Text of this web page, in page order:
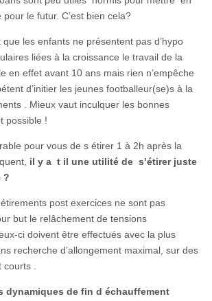
le futur. C’est bien cela?
que les enfants ne présentent pas d’hypo
liées à la croissance le travail de la
en effet avant 10 ans mais rien n’empêche
d’initier les jeunes footballeur(se)s à la
. Mieux vaut inculquer les bonnes
possible !
pour vous de s étirer 1 à 2h après la
il y a t il une utilité de s’étirer juste
?
post exercices ne sont pas
but le relâchement de tensions
ci doivent être effectués avec la plus
recherche d’allongement maximal, sur des
courts .
dynamiques de fin d échauffement